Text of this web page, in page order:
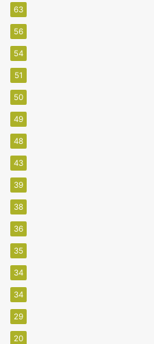
63
56
54
51
50
49
48
43
39
38
36
35
34
34
29
20